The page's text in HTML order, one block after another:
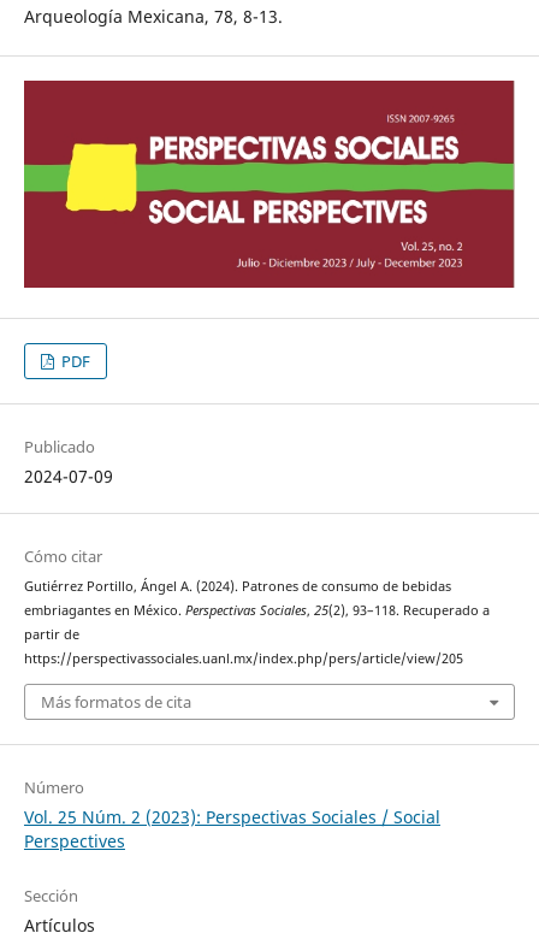
Arqueología Mexicana, 78, 8-13.
PDF
Publicado
2024-07-09
Cómo citar
Gutiérrez Portillo, Ángel A. (2024). Patrones de consumo de bebidas
embriagantes en México. Perspectivas Sociales, 25(2), 93–118. Recuperado a
partir de
https://perspectivassociales.uanl.mx/index.php/pers/article/view/205
Más formatos de cita
Número
Vol. 25 Núm. 2 (2023): Perspectivas Sociales / Social
Perspectives
Sección
Artículos